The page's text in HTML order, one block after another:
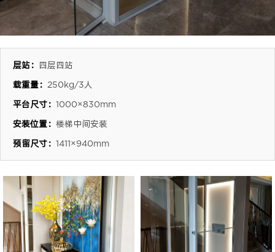
层站：
四层四站
载重量： 250kg/3人
平台尺寸： 1000×830mm
安装位置： 楼梯中间安装
预留尺寸： 1411×940mm